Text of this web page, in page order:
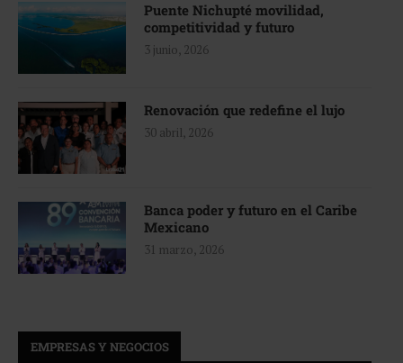
Puente Nichupté movilidad,
competitividad y futuro
3 junio, 2026
Renovación que redefine el lujo
30 abril, 2026
Banca poder y futuro en el Caribe
Mexicano
31 marzo, 2026
EMPRESAS Y NEGOCIOS